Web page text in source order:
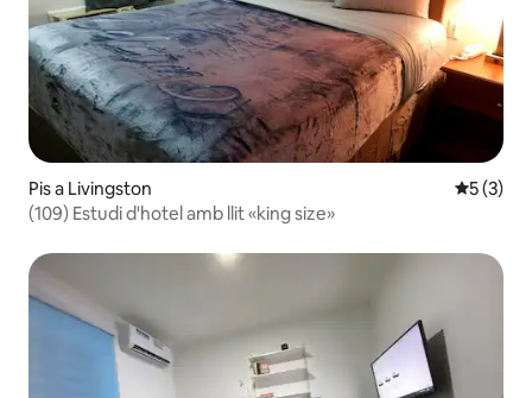
Pis a Livingston 5 de
5 (3)
(109) Estudi d'hotel amb llit «king size»